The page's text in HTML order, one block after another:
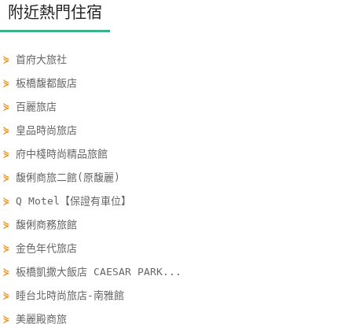
管
理
會
員
戶
服
聯
絡
單
附近熱門住宿
⋟首府大旅社
⋟板橋馥都飯店
⋟百麗旅店
⋟ 皇品時尚旅店
⋟ 府中棧時尚精品旅館
⋟馥俐商旅二館(原馥麗)
⋟Q Motel【保證有車位】
⋟馥俐商務旅館
⋟金色年代旅店
⋟板橋凱撒大飯店 CAESAR PARK...
⋟ 睡台北時尚旅店-南雅館
⋟美麗殿商旅